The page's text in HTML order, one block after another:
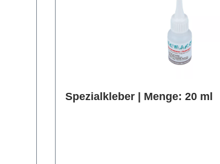
Spezialkleber | Menge: 20 ml